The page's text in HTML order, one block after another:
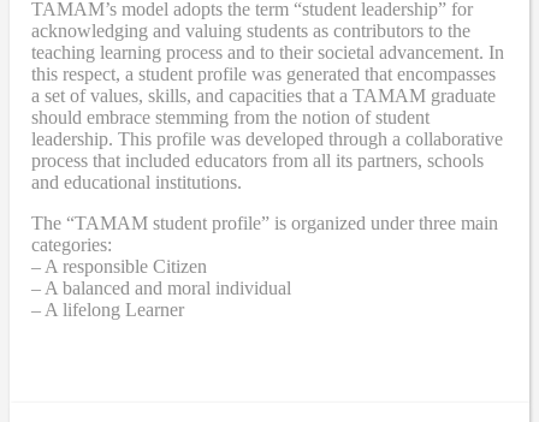
TAMAM’s model adopts the term “student leadership” for
acknowledging and valuing students as contributors to the
teaching learning process and to their societal advancement. In
this respect, a student profile was generated that encompasses
a set of values, skills, and capacities that a TAMAM graduate
should embrace stemming from the notion of student
leadership. This profile was developed through a collaborative
process that included educators from all its partners, schools
and educational institutions.
The “TAMAM student profile” is organized under three main
categories:
– A responsible Citizen
– A balanced and moral individual
– A lifelong Learner